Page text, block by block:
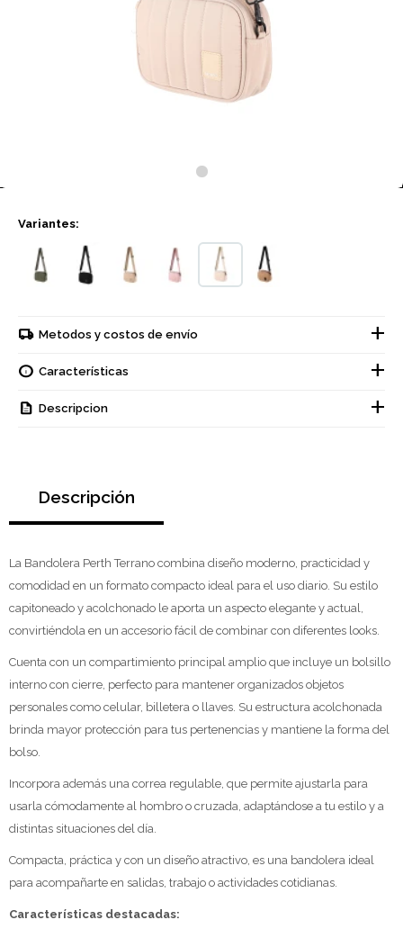
Variantes:
Metodos y costos de envío
Características
Descripcion
Descripción
La Bandolera Perth Terrano combina diseño moderno, practicidad y
comodidad en un formato compacto ideal para el uso diario. Su estilo
capitoneado y acolchonado le aporta un aspecto elegante y actual,
convirtiéndola en un accesorio fácil de combinar con diferentes looks.
Cuenta con un compartimiento principal amplio que incluye un bolsillo
interno con cierre, perfecto para mantener organizados objetos
personales como celular, billetera o llaves. Su estructura acolchonada
brinda mayor protección para tus pertenencias y mantiene la forma del
bolso.
Incorpora además una correa regulable, que permite ajustarla para
usarla cómodamente al hombro o cruzada, adaptándose a tu estilo y a
distintas situaciones del día.
Compacta, práctica y con un diseño atractivo, es una bandolera ideal
para acompañarte en salidas, trabajo o actividades cotidianas.
Características destacadas: